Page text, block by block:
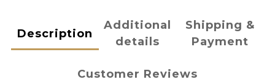
Description
Additional
details
Shipping &
Payment
Customer Reviews